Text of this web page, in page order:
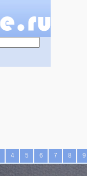
4 5 6 7 8 9